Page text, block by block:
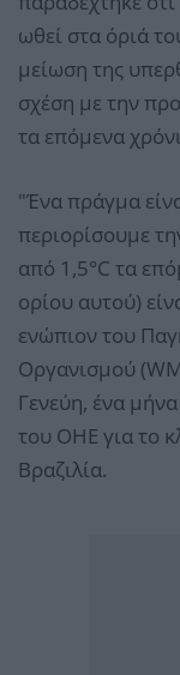
ωθεί στα όριά
μείωση της
σχέση με την
τα επόμενα
"Ένα πράγμα
περιορίσουμε
από 1,5°C τα
ορίου αυτού)
ενώπιον του
Οργανισμού
Γενεύη, ένα
του ΟΗΕ για το
Βραζιλία.